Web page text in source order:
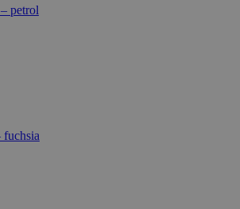
petrol
fuchsia